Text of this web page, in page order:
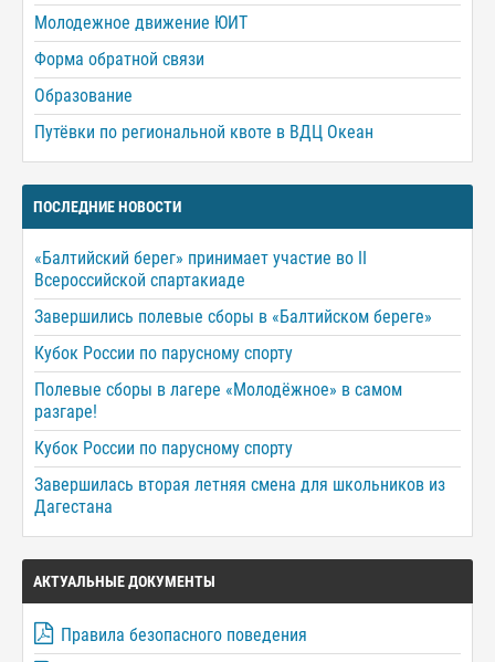
Молодежное движение ЮИТ
Форма обратной связи
Образование
Путёвки по региональной квоте в ВДЦ Океан
ПОСЛЕДНИЕ НОВОСТИ
«Балтийский берег» принимает участие во II
Всероссийской спартакиаде
Завершились полевые сборы в «Балтийском береге»
Кубок России по парусному спорту
Полевые сборы в лагере «Молодёжное» в самом
разгаре!
Кубок России по парусному спорту
Завершилась вторая летняя смена для школьников из
Дагестана
АКТУАЛЬНЫЕ ДОКУМЕНТЫ
Правила безопасного поведения